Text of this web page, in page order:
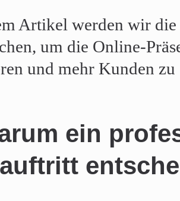
Artikel werden wir
um die Online-
und mehr Kunden zu
ein